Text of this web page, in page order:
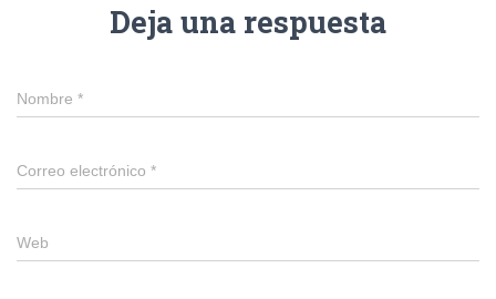
Deja una respuesta
Nombre *
Correo electrónico *
Web